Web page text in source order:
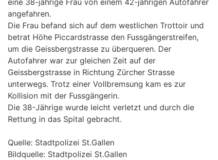
eine 38-jährige Frau von einem 42-jährigen Autofahrer
angefahren.
Die Frau befand sich auf dem westlichen Trottoir und
betrat Höhe Piccardstrasse den Fussgängerstreifen,
um die Geissbergstrasse zu überqueren. Der
Autofahrer war zur gleichen Zeit auf der
Geissbergstrasse in Richtung Zürcher Strasse
unterwegs. Trotz einer Vollbremsung kam es zur
Kollision mit der Fussgängerin.
Die 38-Jährige wurde leicht verletzt und durch die
Rettung in das Spital gebracht.
Quelle: Stadtpolizei St.Gallen
Bildquelle: Stadtpolizei St.Gallen